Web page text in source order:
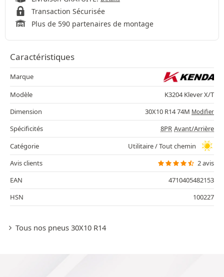
Transaction Sécurisée
Plus de 590 partenaires de montage
Caractéristiques
Marque
Modèle
K3204 Klever X/T
Dimension
30X10 R14 74M Modifier
Spécificités 8PR Avant/Arrière
Catégorie
Utilitaire / Tout chemin
Avis clients
2 avis
EAN
4710405482153
HSN
100227
Tous nos pneus 30X10 R14